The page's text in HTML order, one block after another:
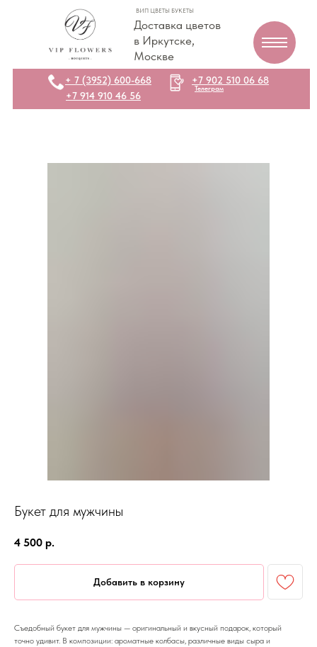
Доставка цветов
в Иркутске,
Москве
ВИП ЦВЕТЫ БУКЕТЫ
+7 914 910 46 56
+7 902 510 06 68
Телеграм
+ 7 (3952) 600-668
Букет для мужчины
4 500 р.
Добавить в корзину
Съедобный букет для мужчины — оригинальный и вкусный подарок, который
точно удивит. В композиции: ароматные колбасы, различные виды сыра и